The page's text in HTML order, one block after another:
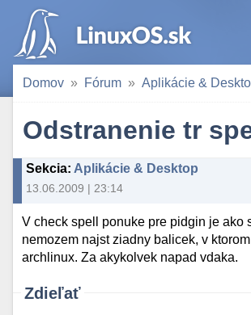
Domov Fórum Aplikácie &
Odstranenie tr
Sekcia: Aplikácie & Desktop
13.06.2009 | 23:14
V check spell ponuke pre pidgin je ako
nemozem najst ziadny balicek, v
archlinux. Za akykolvek napad vdaka.
Zdieľať